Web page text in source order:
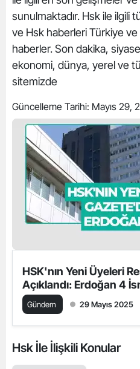
sunulmaktadır. Hsk ile ilgili
ve Hsk haberleri Türkiye
haberler. Son dakika,
ekonomi, dünya, yerel ve
sitemizde
Güncelleme Tarihi: Mayıs 29,
HSK'nın Yeni Üyeleri
Açıklandı: Erdoğan 4
Gündem 29 Mayıs 2025
Hsk İle İlişkili Konular